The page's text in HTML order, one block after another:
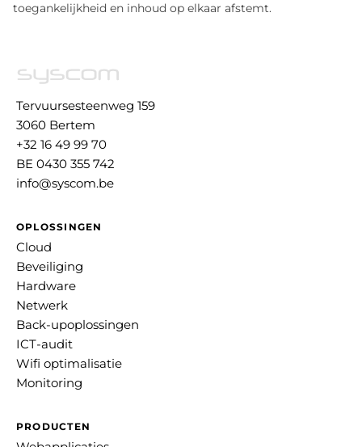
toegankelijkheid en inhoud op elkaar afstemt.
Tervuursesteenweg 159
3060 Bertem
+32 16 49 99 70
BE 0430 355 742
info@syscom.be
OPLOSSINGEN
Cloud
Beveiliging
Hardware
Netwerk
Back-upoplossingen
ICT-audit
Wifi optimalisatie
Monitoring
PRODUCTEN